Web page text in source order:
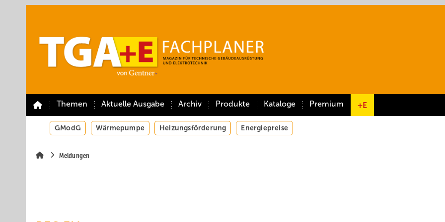
Themen Aktuelle Ausgabe Archiv Produkte Kataloge Premium +E
GModG Wärmepumpe Heizungsförderung Energiepreise
Meldungen